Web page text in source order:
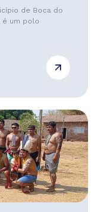
de Boca do
é um polo